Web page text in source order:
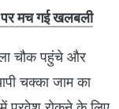
मच गई खलबली
चौक पहुंचे और
चक्का जाम का